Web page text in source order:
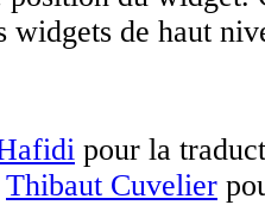
widgets de haut
pour la
Thibaut Cuvelier